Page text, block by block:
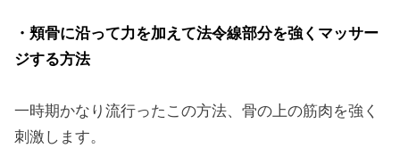
・頬骨に沿って力を加えて法令線部分を強くマッサー
ジする方法
一時期かなり流行ったこの方法、骨の上の筋肉を強く
刺激します。